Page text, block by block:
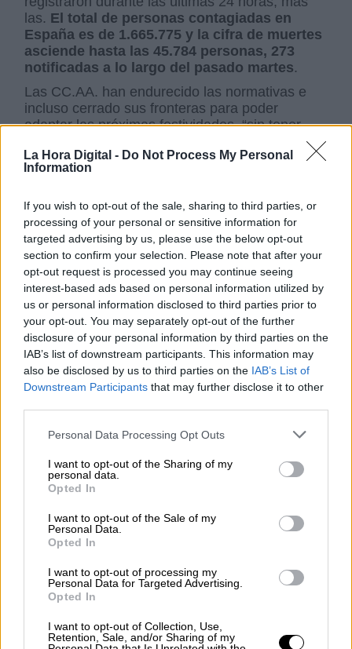
La Hora Digital - Do Not Process My Personal
Information
If you wish to opt-out of the sale, sharing to third parties, or
processing of your personal or sensitive information for
targeted advertising by us, please use the below opt-out
section to confirm your selection. Please note that after your
opt-out request is processed you may continue seeing
interest-based ads based on personal information utilized by
us or personal information disclosed to third parties prior to
your opt-out. You may separately opt-out of the further
disclosure of your personal information by third parties on the
IAB’s list of downstream participants. This information may
also be disclosed by us to third parties on the IAB’s List of
Downstream Participants that may further disclose it to other
Personal Data Processing Opt Outs
I want to opt-out of the Sharing of my
personal data.
Opted In
I want to opt-out of the Sale of my
Personal Data.
Opted In
I want to opt-out of processing my
Personal Data for Targeted Advertising.
Opted In
I want to opt-out of Collection, Use,
Retention, Sale, and/or Sharing of my
las. El total de personas contagiadas en
España es de 1.665.775 y la cifra de muertes
asciende hasta las 45.784 personas, 273
notificadas a lo largo del pasado martes.
Las CC.AA. han endurecido las normativas e
incluso cerrado sus fronteras para poder
adaptar las próximas festividades, “sin tener
recordado las medidas destinadas a seguir
reforzando la cultura de la prevención: "
ventilación, minimizar los contactos y me quedo
en casa si tengo síntomas, diagnóstico o
contacto".Toda medida determinada por el
Ejecutivo es poca para hacernos disfrutar
estas fechas junto con nuestros seres
queridos, además de evitar un futuro
rebrote.
Carolina Darias Salvador Illa
medidas anticovid19
Plan de actuación
navidad 2020
control de coronavirus
CISNS
NOTICIAS RELACIONADAS